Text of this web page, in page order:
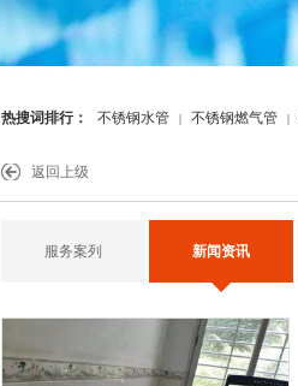
热搜词排行： 不锈钢水管 | 不锈钢燃气管 |
返回上级
服务案列 新闻资讯